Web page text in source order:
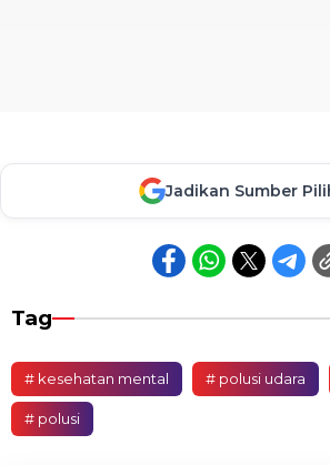
Jadikan Sumber
Tag
# kesehatan mental # polusi udara
# polusi